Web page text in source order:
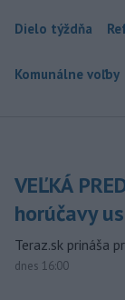
Dielo týždňa
Komunálne voľby
VEĽKÁ
horúčavy
Teraz.sk prináša
dnes 16:00